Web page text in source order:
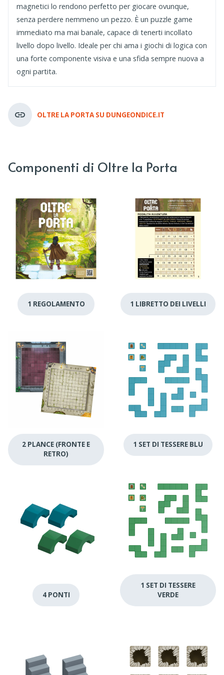
magnetici lo rendono perfetto per giocare ovunque,
senza perdere nemmeno un pezzo. È un puzzle game
immediato ma mai banale, capace di tenerti incollato
livello dopo livello. Ideale per chi ama i giochi di logica con
una forte componente visiva e una sfida sempre nuova a
ogni partita.
OLTRE LA PORTA SU DUNGEONDICE.IT
Componenti di Oltre la Porta
1 REGOLAMENTO 1 LIBRETTO DEI LIVELLI
2 PLANCE (FRONTE E
RETRO)
1 SET DI TESSERE BLU
1 SET DI TESSERE
VERDE
4 PONTI